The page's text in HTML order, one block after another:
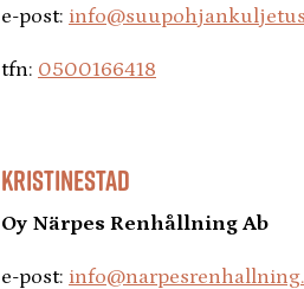
e-post:
tfn: 0500166418
KRISTINESTAD
Oy Närpes Renhållning Ab
e-post: